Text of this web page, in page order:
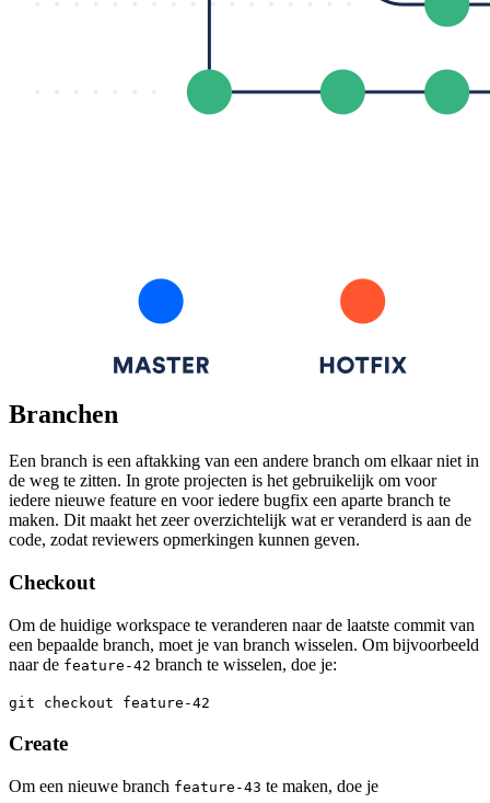
Branchen
Een branch is een aftakking van een andere branch om elkaar niet in
de weg te zitten. In grote projecten is het gebruikelijk om voor
iedere nieuwe feature en voor iedere bugfix een aparte branch te
maken. Dit maakt het zeer overzichtelijk wat er veranderd is aan de
code, zodat reviewers opmerkingen kunnen geven.
Checkout
Om de huidige workspace te veranderen naar de laatste commit van
een bepaalde branch, moet je van branch wisselen. Om bijvoorbeeld
naar de feature-42 branch te wisselen, doe je:
git checkout feature-42
Create
Om een nieuwe branch feature-43 te maken, doe je